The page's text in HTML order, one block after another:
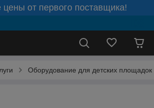
от первого поставщика!
Оборудование для детских площадок